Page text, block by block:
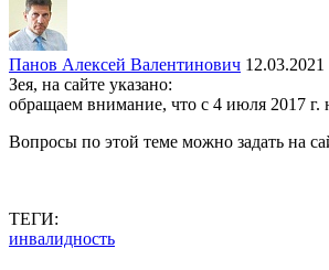
Панов Алексей Валентинович 12.03.2021
Зея, на сайте указано:
обращаем внимание, что с 4 июля 2017 г.
Вопросы по этой теме можно задать на
ТЕГИ:
инвалидность